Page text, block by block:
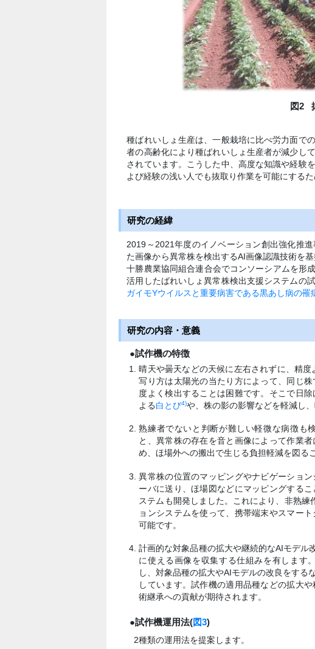
図2
種ばれいしょ生産は、一般栽培に比べ労力面で
者の高齢化により種ばれいしょ生産者が減少し
されています。こうした中、高度な知識や経験
よび経験の浅い人でも抜取り作業を可能にする
研究の経緯
2019～2021年度のイノベーション創出強化推
た画像から異常株を検出するAI画像認識技術を
十勝農業協同組合連合会でコンソーシアムを形
活用したばれいしょ異常株検出支援システムの
ガイモYウイルスと重要病害である黒あし病の罹
研究の内容・意義
●試作機の特徴
晴天や曇天などの天候に左右されずに、精
写り方は太陽光の当たり方によって、同じ
度よく検出することは困難です。そこで日
よる白とび4)や、株の影の影響などを軽減し
熟練者でないと判断が難しい軽微な病徴も
と、異常株の存在を音と画像によって作業
め、ほ場外への搬出で生じる負担軽減を図る
異常株の位置のマッピングやナビゲーショ
ーバに送り、ほ場図などにマッピングする
ステムも開発しました。これにより、非熟
ョンシステムを使って、携帯端末やスマー
可能です。
計画的な対象品種の拡大や継続的なAIモデル
に使える画像を収集する仕組みを有します
し、対象品種の拡大やAIモデルの改良をす
しています。試作機の適用品種などの拡大
術継承への貢献が期待されます。
●試作機運用法(図3)
2種類の運用法を提案します。